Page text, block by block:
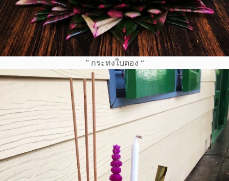
” กระทงใบตอง “